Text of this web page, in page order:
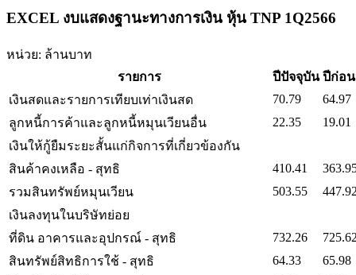
EXCEL งบแสดงฐานะทางการเงิน หุ้น TNP 1Q2566
หน่วย: ล้านบาท
รายการ
ปีปัจจุบัน ปีก่อ
เงินสดและรายการเทียบเท่าเงินสด
70.79
64.97
ลูกหนี้การค้าและลูกหนี้หมุนเวียนอื่น
22.35
19.01
เงินให้กู้ยืมระยะสั้นแก่กิจการที่เกี่ยวข้องกัน
สินค้าคงเหลือ - สุทธิ
410.41
รวมสินทรัพย์หมุนเวียน
503.55
เงินลงทุนในบริษัทย่อย
ที่ดิน อาคารและอุปกรณ์ - สุทธิ
732.26
สินทรัพย์สิทธิการใช้ - สุทธิ
64.33
65.98